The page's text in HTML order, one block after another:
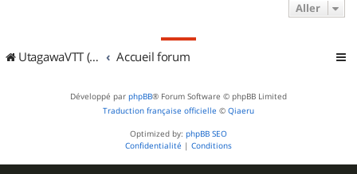
Aller
UtagawaVTT (Randos VTT et VTTAE avec traces GPS) Accueil forum
Développé par phpBB® Forum Software © phpBB Limited
Traduction française officielle © Qiaeru
Optimized by: phpBB SEO
Confidentialité | Conditions